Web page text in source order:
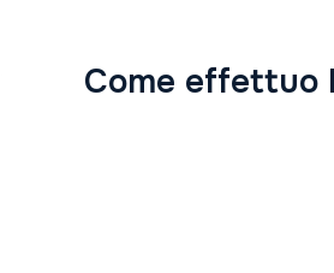
Come effettuo